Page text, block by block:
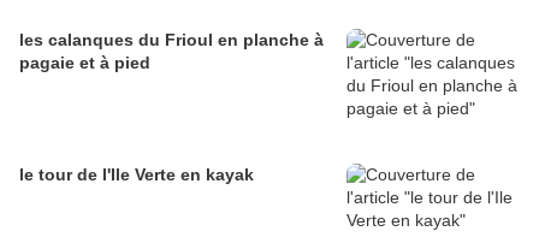
les calanques du Frioul en planche à
pagaie et à pied
le tour de l'Ile Verte en kayak